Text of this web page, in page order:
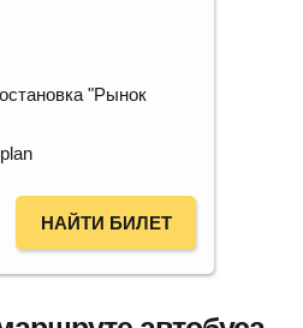
"Рынок
НАЙТИ БИЛЕТ